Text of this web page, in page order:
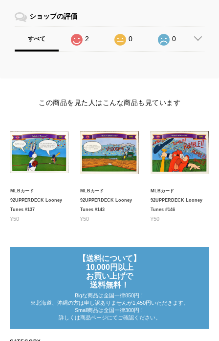
ショップの評価
すべて 2 0 0
この商品を見た人はこんな商品も見ています
MLBカード
92UPPERDECK Looney
Tunes #137
¥50
MLBカード
92UPPERDECK Looney
Tunes #143
¥50
MLBカード
92UPPERDECK Looney
Tunes #146
¥50
【送料について】
10,000円以上
お買い上げで
送料無料！
Bigな商品は全国一律850円！
※北海道、沖縄の方は申し訳ありませんが1,450円いただきます。
Small商品は全国一律300円！
詳しくは商品ページにてご確認ください。